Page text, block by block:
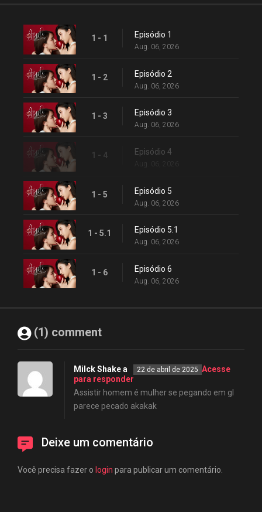
1 - 1 Episódio 1
Aug. 06, 2026
1 - 2 Episódio 2
Aug. 06, 2026
1 - 3 Episódio 3
Aug. 06, 2026
1 - 4 Episódio 4
1 - 5 Episódio 5
Aug. 06, 2026
1 - 5.1 Episódio 5.1
Aug. 06, 2026
1 - 6 Episódio 6
Aug. 06, 2026
(1) comment
Milck Shake a 22 de abril de 2025 Acesse
para responder
Assistir homem é mulher se pegando em gl
parece pecado akakak
Deixe um comentário
Você precisa fazer o login para publicar um comentário.